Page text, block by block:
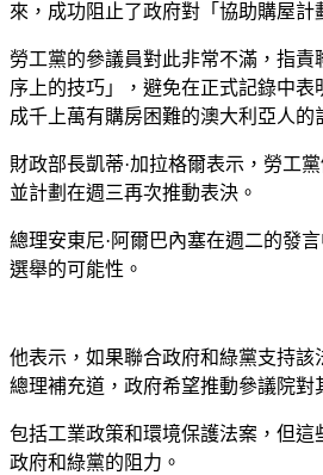
來，成功阻止了政府對「協助購屋計
勞工黨的參議員對此非常不滿，指責
序上的技巧」，避免在正式記錄中表
成千上萬有購房困難的澳大利亞人的
財政部長凱蒂·加拉格爾表示，勞工
並計劃在週三再次推動表決。
總理安東尼·阿爾巴內塞在週二的發
選舉的可能性。
他表示，如果聯合政府和綠黨支持該
總理補充道，政府希望推動參議院對
包括工業政策和環境保護法案，但這
政府和綠黨的阻力。